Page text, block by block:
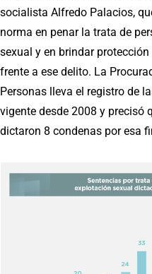
socialista Alfredo Palacios,
norma en penar la trata de
sexual y en brindar
frente a ese delito. La
Personas lleva el registro de
vigente desde 2008 y precisó
dictaron 8 condenas por esa